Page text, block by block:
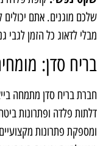
שלכם מוגנים. אתם
מבלי לדאוג כל הזמן לגבי
בריח סדן:
חברת בריח סדן מתמחה
ומספקת פתרונות